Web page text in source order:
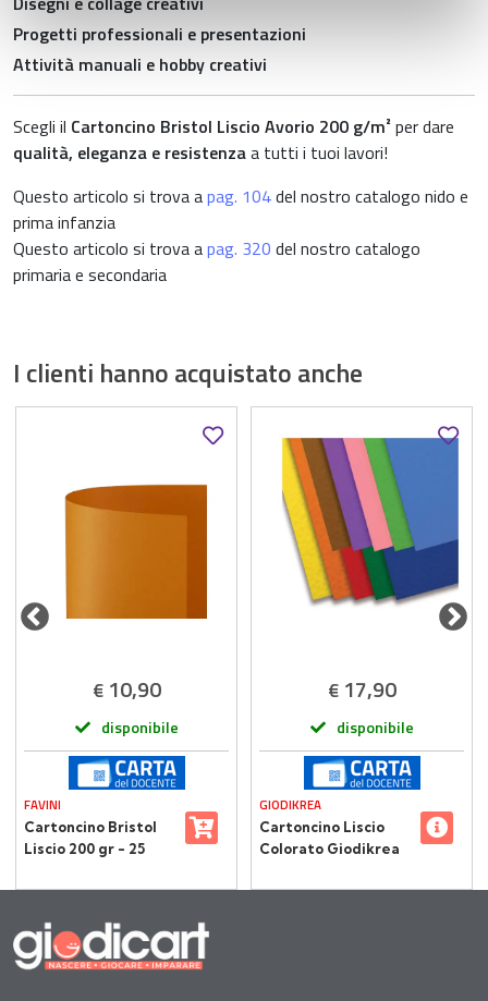
con altre informazioni che ha fornito loro o che hanno
Progetti professionali e presentazioni
Attività manuali e hobby creativi
Scegli il Cartoncino Bristol Liscio Avorio 200 g/m²per dare
qualità, eleganza e resistenzaa tutti i tuoi lavori!
Questo articolo si trova apag. 104del nostro catalogo nido e
prima infanzia
Questo articolo si trova apag. 320 del nostro catalogo
primaria e secondaria
I clienti hanno acquistato anche
€ 10,90
disponibile
FAVINI
Cartoncino Bristol
Liscio 200 gr - 25
Arancio
€ 17,90
disponibile
GIODIKREA
Cartoncino Liscio
Colorato Giodikrea
30 Fogli – 5 Colori